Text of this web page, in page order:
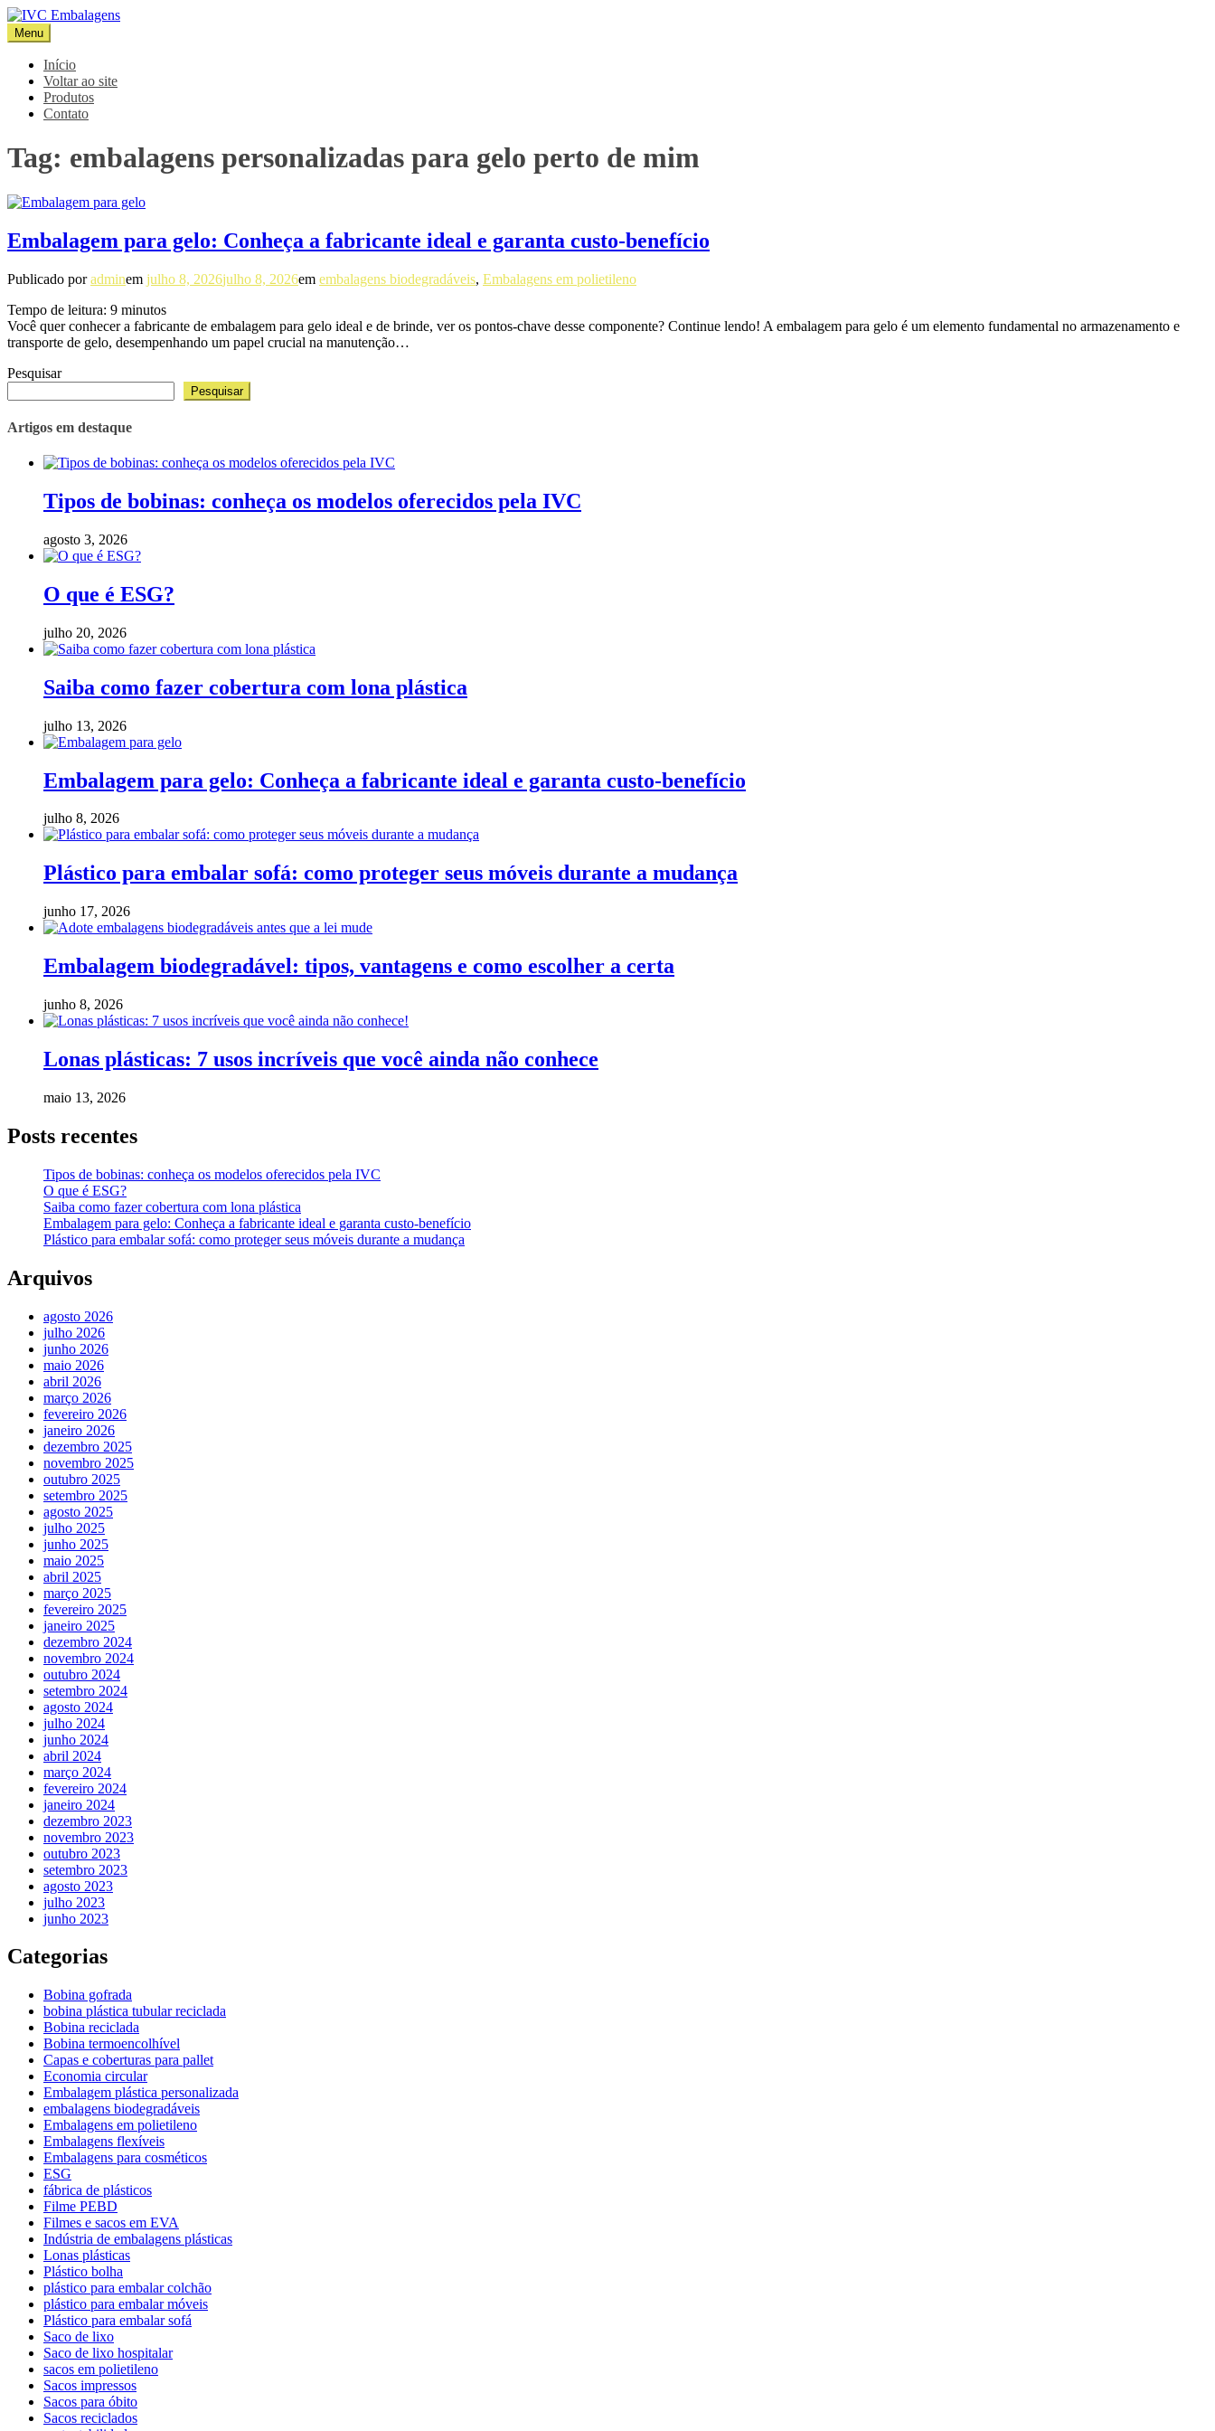
Pular
para
o
conteúdo
IVC Embalagens
Blog IVC
Menu
Início
Voltar ao site
Produtos
Contato
Tag: embalagens personalizadas para gelo perto de mim
Embalagem para gelo: Conheça a fabricante ideal e garanta custo-benefício
Publicado poradminem julho 8, 2026julho 8, 2026em embalagens biodegradáveis, Embalagens em polietileno
Tempo de leitura: 9 minutos
Você quer conhecer a fabricante de embalagem para gelo ideal e de brinde, ver os pontos-chave desse componente? Continue lendo! A embalagem para gelo é um elemento fundamental no armazenamento e
transporte de gelo, desempenhando um papel crucial na manutenção…
Pesquisar
Pesquisar
Artigos em destaque
Tipos de bobinas: conheça os modelos oferecidos pela IVC
agosto 3, 2026
O que é ESG?
julho 20, 2026
Saiba como fazer cobertura com lona plástica
julho 13, 2026
Embalagem para gelo: Conheça a fabricante ideal e garanta custo-benefício
julho 8, 2026
Plástico para embalar sofá: como proteger seus móveis durante a mudança
junho 17, 2026
Embalagem biodegradável: tipos, vantagens e como escolher a certa
junho 8, 2026
Lonas plásticas: 7 usos incríveis que você ainda não conhece
maio 13, 2026
Posts recentes
Tipos de bobinas: conheça os modelos oferecidos pela IVC
O que é ESG?
Saiba como fazer cobertura com lona plástica
Embalagem para gelo: Conheça a fabricante ideal e garanta custo-benefício
Plástico para embalar sofá: como proteger seus móveis durante a mudança
Arquivos
agosto 2026
julho 2026
junho 2026
maio 2026
abril 2026
março 2026
fevereiro 2026
janeiro 2026
dezembro 2025
novembro 2025
outubro 2025
setembro 2025
agosto 2025
julho 2025
junho 2025
maio 2025
abril 2025
março 2025
fevereiro 2025
janeiro 2025
dezembro 2024
novembro 2024
outubro 2024
setembro 2024
agosto 2024
julho 2024
junho 2024
abril 2024
março 2024
fevereiro 2024
janeiro 2024
dezembro 2023
novembro 2023
outubro 2023
setembro 2023
agosto 2023
julho 2023
junho 2023
Categorias
Bobina gofrada
bobina plástica tubular reciclada
Bobina reciclada
Bobina termoencolhível
Capas e coberturas para pallet
Economia circular
Embalagem plástica personalizada
embalagens biodegradáveis
Embalagens em polietileno
Embalagens flexíveis
Embalagens para cosméticos
ESG
fábrica de plásticos
Filme PEBD
Filmes e sacos em EVA
Indústria de embalagens plásticas
Lonas plásticas
Plástico bolha
plástico para embalar colchão
plástico para embalar móveis
Plástico para embalar sofá
Saco de lixo
Saco de lixo hospitalar
sacos em polietileno
Sacos impressos
Sacos para óbito
Sacos reciclados